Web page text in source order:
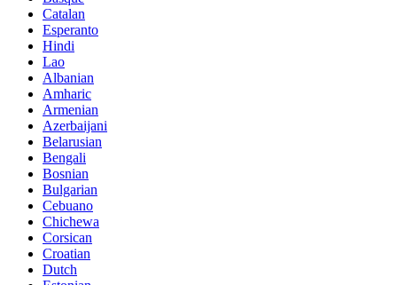
Catalan
Esperanto
Hindi
Lao
Albanian
Amharic
Armenian
Azerbaijani
Belarusian
Bengali
Bosnian
Bulgarian
Cebuano
Chichewa
Corsican
Croatian
Dutch